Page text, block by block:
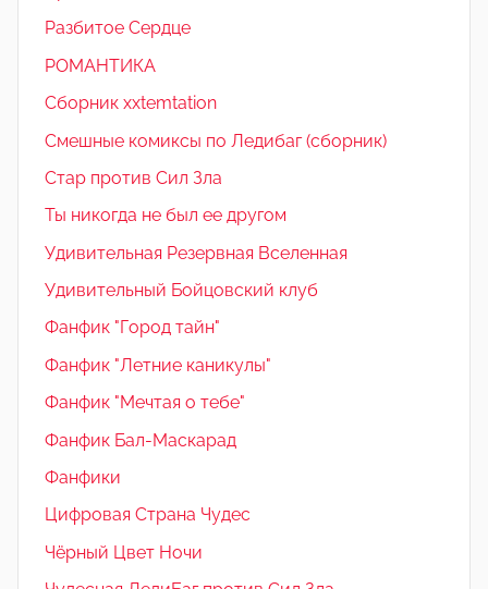
Разбитое Сердце
РОМАНТИКА
Сборник xxtemtation
Смешные комиксы по Ледибаг (сборник)
Стар против Сил Зла
Ты никогда не был ее другом
Удивительная Резервная Вселенная
Удивительный Бойцовский клуб
Фанфик "Город тайн"
Фанфик "Летние каникулы"
Фанфик "Мечтая о тебе"
Фанфик Бал-Маскарад
Фанфики
Цифровая Страна Чудес
Чёрный Цвет Ночи